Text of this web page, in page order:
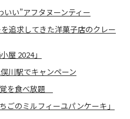
い”アフタヌーンティー
追求してきた洋菓子店のクレー
屋 2024」
川駅でキャンペーン
を食べ放題
ごのミルフィーユパンケーキ」